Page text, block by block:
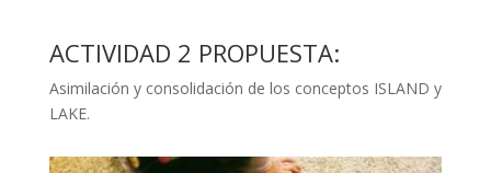
ACTIVIDAD 2 PROPUESTA:
Asimilación y consolidación de los conceptos ISLAND y
LAKE.